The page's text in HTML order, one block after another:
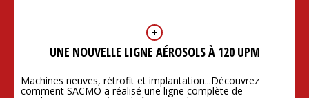
UNE NOUVELLE LIGNE AÉROSOLS À 120 UPM
Machines neuves, rétrofit et implantation...Découvrez
comment SACMO a réalisé une ligne complète de